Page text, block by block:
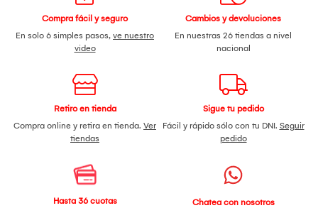
Compra fácil y seguro
En solo 6 simples pasos, ve nuestro
video
Cambios y devoluciones
En nuestras 26 tiendas a nivel
nacional
Retiro en tienda
Compra online y retira en tienda. Ver
tiendas
Sigue tu pedido
Fácil y rápido sólo con tu DNI. Seguir
pedido
Hasta 36 cuotas
Chatea con nosotros